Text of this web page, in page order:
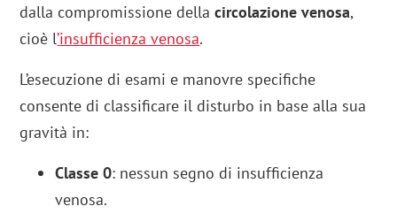
dalla compromissione della circolazione venosa,
cioè l’insufficienza venosa.
L’esecuzione di esami e manovre specifiche
consente di classificare il disturbo in base alla sua
gravità in:
Classe 0: nessun segno di insufficienza
venosa.